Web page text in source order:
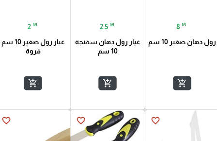
8 ₪
رول دهان صغير 10 سم
add_shopping_cart
2.5 ₪
غيار رول دهان سفنجة
10 سم
add_shopping_cart
2 ₪
غيار رول صغير 10 سم
فروة
add_shopping_cart
favorite_border
favorite_border
favorite_border